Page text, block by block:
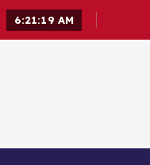
6:21:21 AM